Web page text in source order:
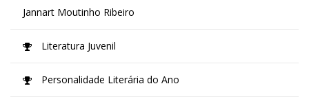
Jannart Moutinho Ribeiro
Literatura Juvenil
Personalidade Literária do Ano